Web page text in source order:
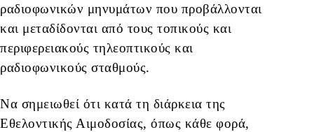
ραδιοφωνικών μηνυμάτων που προβάλλονται
και μεταδίδονται από τους τοπικούς και
περιφερειακούς τηλεοπτικούς και
ραδιοφωνικούς σταθμούς.
Να σημειωθεί ότι κατά τη διάρκεια της
Εθελοντικής Αιμοδοσίας, όπως κάθε φορά,